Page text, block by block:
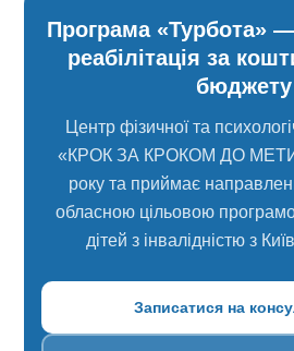
Програма «Турбота»
реабілітація за
бюджету
Центр фізичної та
«КРОК ЗА КРОКОМ ДО
року та приймає
обласною цільовою
дітей з інвалідністю з
Записатися на